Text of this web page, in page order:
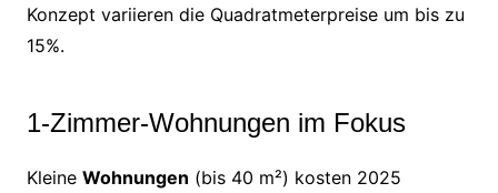
Konzept variieren die Quadratmeterpreise um bis zu
15%.
1-Zimmer-Wohnungen im Fokus
Kleine Wohnungen (bis 40 m²) kosten 2025